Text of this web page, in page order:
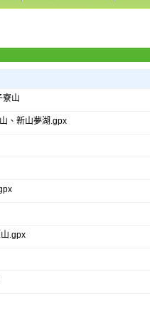
寮山
、新山夢湖.gpx
.gpx